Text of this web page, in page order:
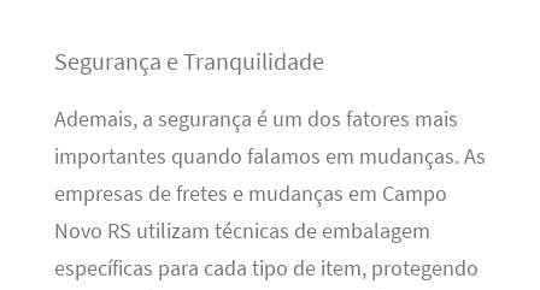
Segurança e Tranquilidade
Ademais, a segurança é um dos fatores mais
importantes quando falamos em mudanças. As
empresas de fretes e mudanças em Campo
Novo RS utilizam técnicas de embalagem
específicas para cada tipo de item, protegendo